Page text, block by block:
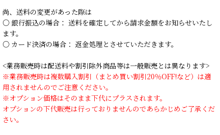
尚、送料の変更があった際は
○ 銀行振込の場合： 送料を確定してから請求金額をお知らせいたし
ます。
○ カード決済の場合： 返金処理とさせていただきます。
<業務販売時は配送料や割引除外商品等は一般販売とは異なります>
※業務販売時は複数購入割引（まとめ買い割引20％OFF!など）は適
用されませんのでご注意ください。
※オプション価格はそのまま下代にプラスされます。
オプションの下代販売は行っておりませんのであらかじめご了承くだ
さい。